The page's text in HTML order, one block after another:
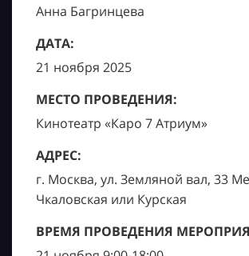
Анна Багринцева
ДАТА:
21 ноября 2025
МЕСТО ПРОВЕДЕНИЯ:
Кинотеатр «Каро 7 Атриум»
АДРЕС:
г. Москва, ул. Земляной вал, 33
Чкаловская или Курская
ВРЕМЯ ПРОВЕДЕНИЯ